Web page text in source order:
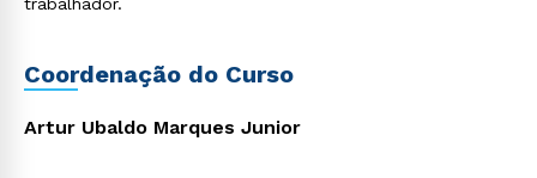
Coordenação do Curso
Artur Ubaldo Marques Junior